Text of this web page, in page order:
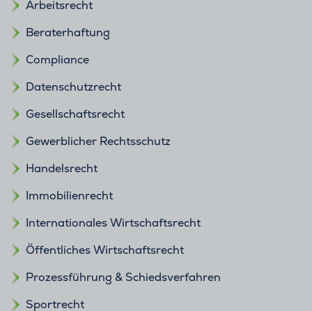
Arbeitsrecht
Beraterhaftung
Compliance
Datenschutzrecht
Gesellschaftsrecht
Gewerblicher Rechtsschutz
Handelsrecht
Immobilienrecht
Internationales Wirtschaftsrecht
Öffentliches Wirtschaftsrecht
Prozessführung & Schiedsverfahren
Sportrecht